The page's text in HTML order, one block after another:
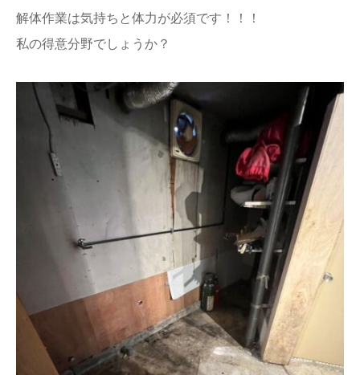
解体作業は気持ちと体力が必須です！！！
私の得意分野でしょうか？